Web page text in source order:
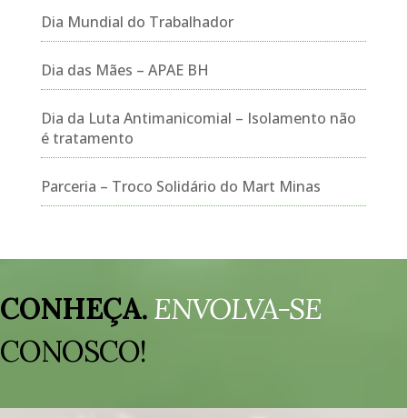
Dia Mundial do Trabalhador
Dia das Mães – APAE BH
Dia da Luta Antimanicomial – Isolamento não
é tratamento
Parceria – Troco Solidário do Mart Minas
de
vídeo
CONHEÇA.ENVOLVA-SE
CONOSCO!